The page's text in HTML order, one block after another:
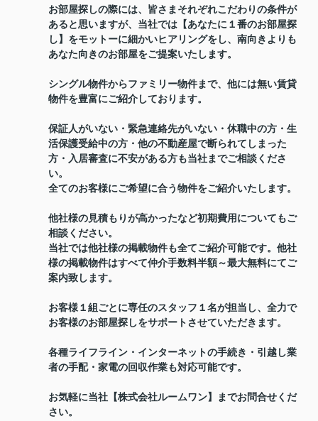
お部屋探しの際には、皆さまそれぞれこだわりの条件が
あると思いますが、当社では【あなたに１番のお部屋探
し】をモットーに細かいヒアリングをし、南向きよりも
あなた向きのお部屋をご提案いたします。
シングル物件からファミリー物件まで、他には無い賃貸
物件を豊富にご紹介しております。
保証人がいない・緊急連絡先がいない・休職中の方・生
活保護受給中の方・他の不動産屋で断られてしまった
方・入居審査に不安がある方も当社までご相談くださ
い。
全てのお客様にご希望に合う物件をご紹介いたします。
他社様の見積もりが高かったなど初期費用についてもご
相談ください。
当社では他社様の掲載物件も全てご紹介可能です。他社
様の掲載物件はすべて仲介手数料半額～最大無料にてご
案内致します。
お客様１組ごとに専任のスタッフ１名が担当し、全力で
お客様のお部屋探しをサポートさせていただきます。
各種ライフライン・インターネットの手続き・引越し業
者の手配・家電の回収作業も対応可能です。
お気軽に当社【株式会社ルームワン】までお問合せくだ
さい。